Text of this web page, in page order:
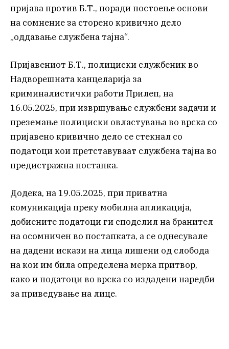
пријава против Б.Т., поради постоење основи
на сомнение за сторено кривично дело
„оддавање службена тајна“.
Пријавениот Б.Т., полициски службеник во
Надворешната канцеларија за
криминалистички работи Прилеп, на
16.05.2025, при извршување службени задачи и
преземање полициски овластувања во врска со
пријавено кривично дело се стекнал со
податоци кои претставуваат службена тајна во
предистражна постапка.
Додека, на 19.05.2025, при приватна
комуникација преку мобилна апликација,
добиените податоци ги споделил на бранител
на осомничен во постапката, а се однесувале
на дадени искази на лица лишени од слобода
на кои им била определена мерка притвор,
како и податоци во врска со издадени наредби
за приведување на лице.